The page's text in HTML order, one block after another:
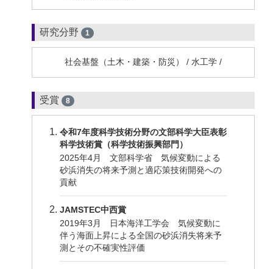
研究分野 1
社会基盤（土木・建築・防災） / 水工学 /
受賞 8
令和7年度科学技術分野の文部科学大臣表彰
科学技術賞（科学技術振興部門）
2025年4月 文部科学省 気候変動による
砂浜消失の将来予測と適応策技術開発への
貢献
JAMSTEC中西賞
2019年3月 日本海洋工学会 気候変動に
伴う海面上昇による全国の砂浜消失将来予
測とその不確実性評価